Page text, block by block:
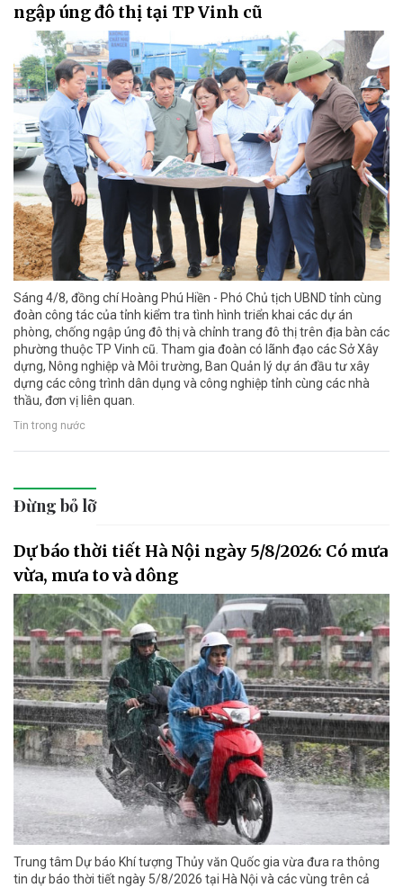
ngập úng đô thị tại TP Vinh cũ
Sáng 4/8, đồng chí Hoàng Phú Hiền - Phó Chủ tịch UBND tỉnh cùng
đoàn công tác của tỉnh kiểm tra tình hình triển khai các dự án
phòng, chống ngập úng đô thị và chỉnh trang đô thị trên địa bàn các
phường thuộc TP Vinh cũ. Tham gia đoàn có lãnh đạo các Sở Xây
dựng, Nông nghiệp và Môi trường, Ban Quản lý dự án đầu tư xây
dựng các công trình dân dụng và công nghiệp tỉnh cùng các nhà
thầu, đơn vị liên quan.
Tin trong nước
Đừng bỏ lỡ
Dự báo thời tiết Hà Nội ngày 5/8/2026: Có mưa
vừa, mưa to và dông
Trung tâm Dự báo Khí tượng Thủy văn Quốc gia vừa đưa ra thông
tin dự báo thời tiết ngày 5/8/2026 tại Hà Nội và các vùng trên cả